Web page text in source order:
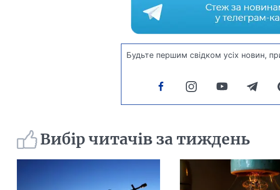
Будьте першим свідком усіх новин,
Вибір читачів за тиждень